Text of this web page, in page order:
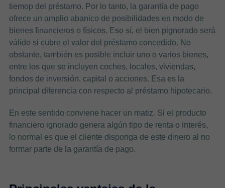
tiemop del préstamo. Por lo tanto, la garantía de pago
ofrece un amplio abanico de posibilidades en modo de
bienes financieros o físicos. Eso sí, el bien pignorado será
válido si cubre el valor del préstamo concedido. No
obstante, también es posible incluir uno o varios bienes,
entre los que se incluyen coches, locales, viviendas,
fondos de inversión, capital o acciones. Esa es la
principal diferencia con respecto al préstamo hipotecario.
En este sentido conviene hacer un matiz. Si el producto
financiero ignorado genera algún tipo de renta o interés,
lo normal es que el cliente disponga de este dinero al no
formar parte de la garantía de pago.